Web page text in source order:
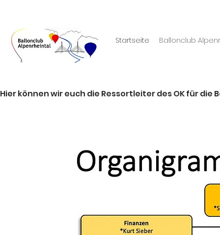
Startseite Ballonclub
Hier können wir euch die Ressortleiter des OK für die